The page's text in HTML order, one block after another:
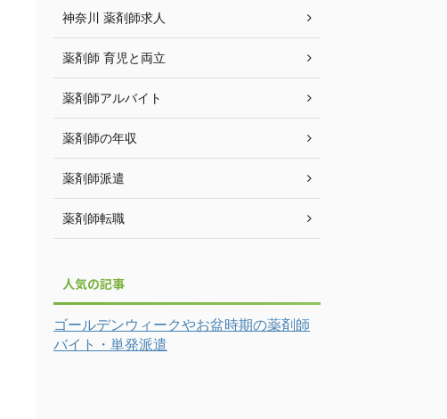
神奈川 薬剤師求人
薬剤師 育児と両立
薬剤師アルバイト
薬剤師の年収
薬剤師派遣
薬剤師転職
人気の記事
ゴールデンウィークやお盆時期の薬剤師
バイト・単発派遣